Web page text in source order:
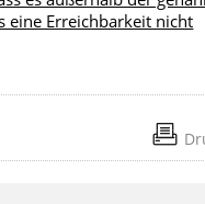
eine Erreichbarkeit nicht